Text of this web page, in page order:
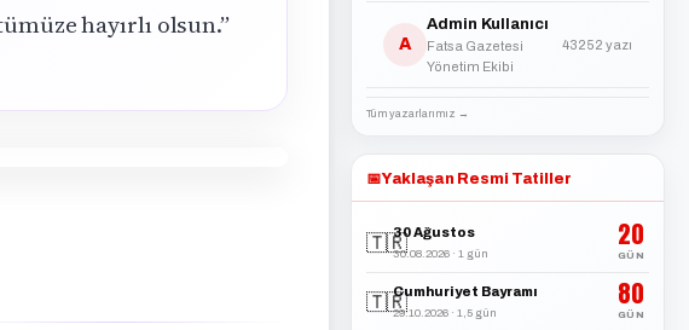
hayırlı olsun.”
A
Admin Kullanıcı
Fatsa Gazetesi
Yönetim Ekibi
43252 yazı
Tüm yazarlarımız →
📅Yaklaşan Resmi Tatiller
🇹🇷30 Ağustos
30.08.2026 · 1 gün
20
GÜN
🇹🇷Cumhuriyet Bayramı
29.10.2026 · 1,5 gün
80
GÜN